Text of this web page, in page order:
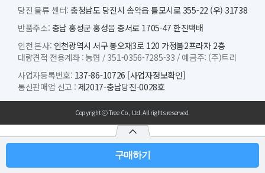
당진 물류 센터: 충청남도 당진시 송악읍 틀모시로 355-22 (우) 31738
반품주소: 충남 홍성군 홍성읍 충서로 1705-47 한진택배
인천 본사: 인천광역시 서구 봉오재3로 120 가정봄2프라자 2층
대량견적 전용계좌 :농협 / 351-0356-7285-33 / 예금주: (주)트리
사업자등록번호: 137-86-10726 [사업자정보확인]
통신판매업 신고 : 제2017-충남당진-0028호
Copyright ⓒ Tree Co., Ltd. All rights reserved.